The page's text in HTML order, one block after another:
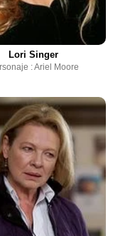
Lori Singer
: Ariel Moore